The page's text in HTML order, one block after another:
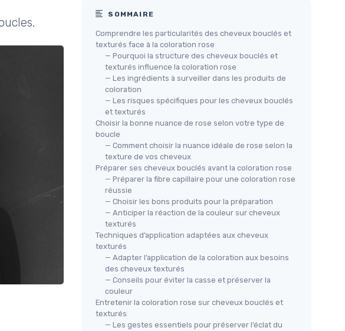
SOMMAIRE
Comprendre les particularités des cheveux bouclés et
texturés face à la coloration rose
— Pourquoi la structure des cheveux bouclés et
texturés influence la coloration rose
— Les ingrédients à surveiller dans les produits de
coloration
— Les risques spécifiques pour les cheveux bouclés
et texturés
Choisir la bonne nuance de rose selon votre type de
boucle
— Comment choisir la nuance idéale de rose selon la
texture de vos cheveux
Préparer ses cheveux bouclés avant la coloration rose
— Préparer la fibre capillaire pour une coloration rose
réussie
— Choisir les bons produits pour la préparation
— Anticiper la réaction de la couleur sur cheveux
texturés
Techniques d’application adaptées aux cheveux
texturés
— Adapter l’application de la coloration aux besoins
des cheveux texturés
— Conseils pour éviter la casse et préserver la
couleur
Entretenir la coloration rose sur cheveux bouclés et
texturés
— Les gestes essentiels pour préserver l’éclat du